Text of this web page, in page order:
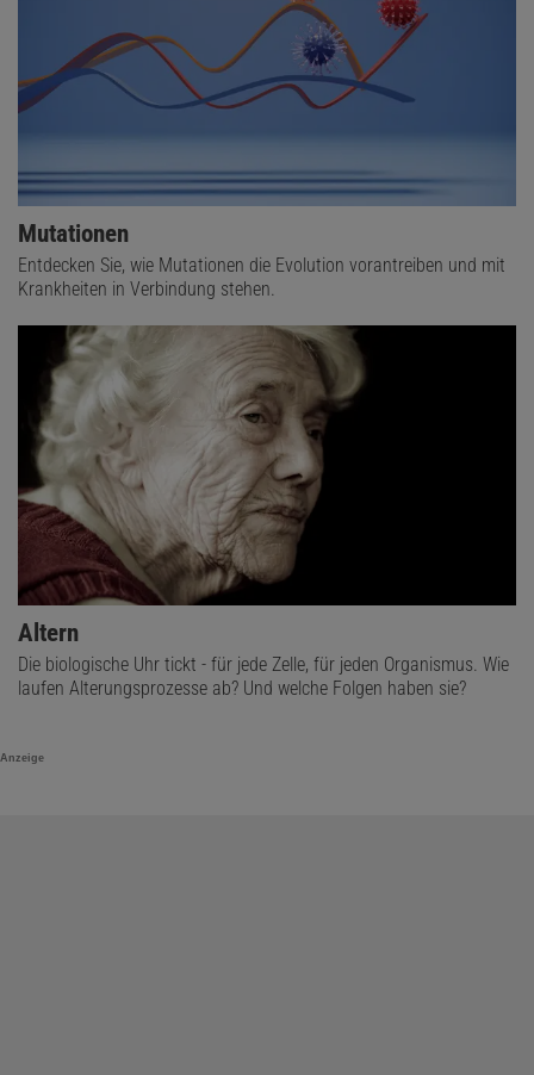
Mutationen
Entdecken Sie, wie Mutationen die Evolution vorantreiben und mit
Krankheiten in Verbindung stehen.
Altern
Die biologische Uhr tickt - für jede Zelle, für jeden Organismus. Wie
laufen Alterungsprozesse ab? Und welche Folgen haben sie?
Anzeige